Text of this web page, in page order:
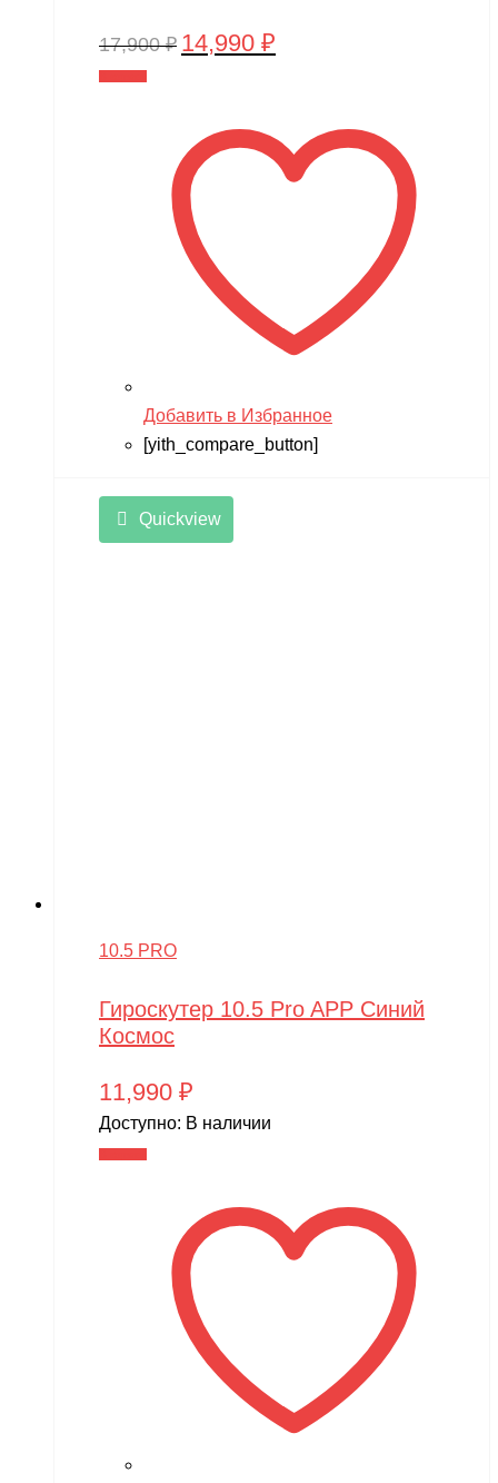
17,900₽ Первоначальная
17,900 ₽.
14,990 ₽
Добавить в Избранное
[yith_compare_button]
Quickview
10.5 PRO
Гироскутер 10.5 Pro APP Синий
Космос
11,990 ₽
Доступно: В наличии